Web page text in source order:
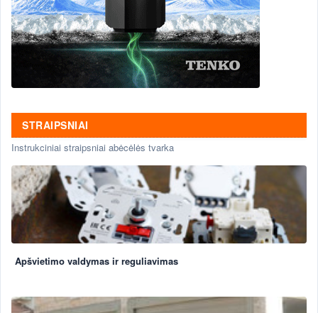
STRAIPSNIAI
Instrukciniai straipsniai abėcėlės tvarka
Apšvietimo valdymas ir reguliavimas